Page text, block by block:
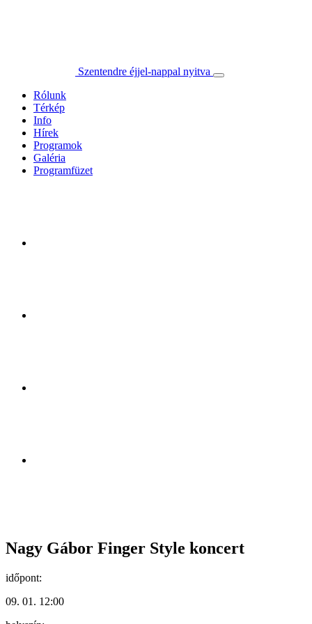
Szentendre éjjel-nappal nyitva
Rólunk
Térkép
Info
Hírek
Programok
Galéria
Programfüzet
Nagy Gábor Finger Style koncert
időpont:
09. 01. 12:00